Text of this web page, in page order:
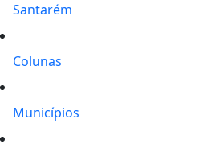
Santarém
Colunas
Municípios